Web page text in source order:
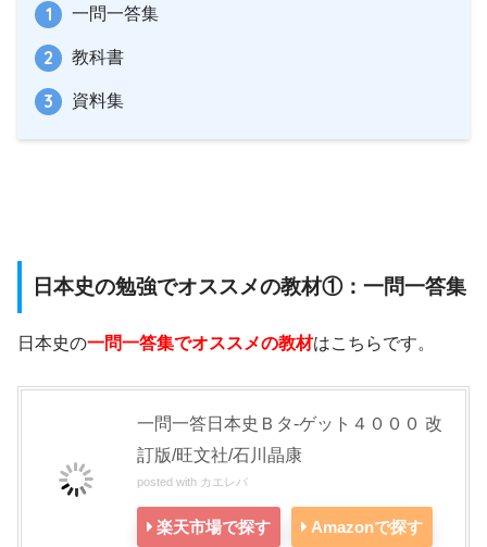
一問一答集
教科書
資料集
日本史の勉強でオススメの教材①：一問一答集
日本史の一問一答集でオススメの教材はこちらです。
一問一答日本史Ｂタ-ゲット４０００ 改
訂版/旺文社/石川晶康
posted with カエレバ
楽天市場で探す Amazonで探す